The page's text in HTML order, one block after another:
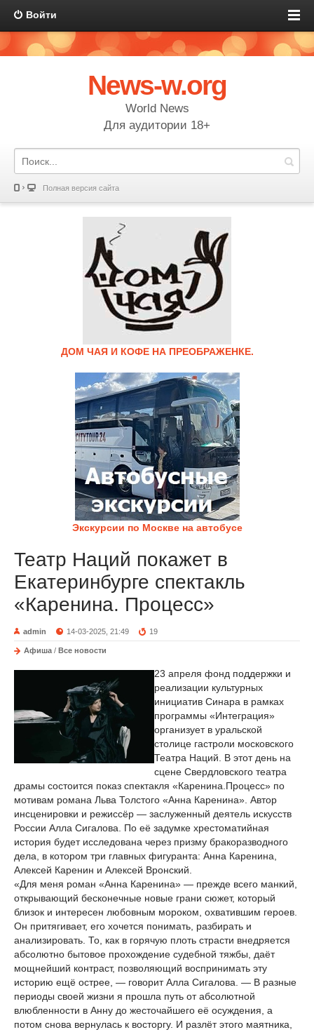
Войти
News-w.org
World News
Для аудитории 18+
Полная версия сайта
ДОМ ЧАЯ И КОФЕ НА ПРЕОБРАЖЕНКЕ.
Экскурсии по Москве на автобусе
Театр Наций покажет в
Екатеринбурге спектакль
«Каренина. Процесс»
admin 14-03-2025, 21:49 19
Афиша / Все новости
23 апреля фонд поддержки и
реализации культурных
инициатив Синара в рамках
программы «Интеграция»
организует в уральской
столице гастроли московского
Театра Наций. В этот день на
сцене Свердловского театра
драмы состоится показ спектакля «Каренина.Процесс» по
мотивам романа Льва Толстого «Анна Каренина». Автор
инсценировки и режиссёр — заслуженный деятель искусств
России Алла Сигалова. По её задумке хрестоматийная
история будет исследована через призму бракоразводного
дела, в котором три главных фигуранта: Анна Каренина,
Алексей Каренин и Алексей Вронский.
«Для меня роман «Анна Каренина» — прежде всего манкий,
открывающий бесконечные новые грани сюжет, который
близок и интересен любовным мороком, охватившим героев.
Он притягивает, его хочется понимать, разбирать и
анализировать. То, как в горячую плоть страсти внедряется
абсолютно бытовое прохождение судебной тяжбы, даёт
мощнейший контраст, позволяющий воспринимать эту
историю ещё острее, — говорит Алла Сигалова. — В разные
периоды своей жизни я прошла путь от абсолютной
влюбленности в Анну до жесточайшего её осуждения, а
потом снова вернулась к восторгу. И разлёт этого маятника,